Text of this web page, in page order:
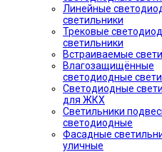
Линейные
светильники
Трековые
светильники
Встраиваемые
Влагозащищённые
светодиодные
Светодиодные
для ЖКХ
Светильники
светодиодные
Фасадные
уличные